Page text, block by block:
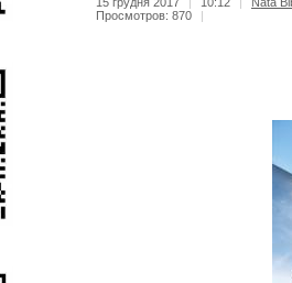
Просмотров: 870
|